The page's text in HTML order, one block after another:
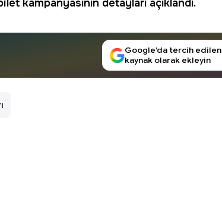
kampanyasının detayları açıklandı.
Google’da tercih edilen
kaynak olarak ekleyin